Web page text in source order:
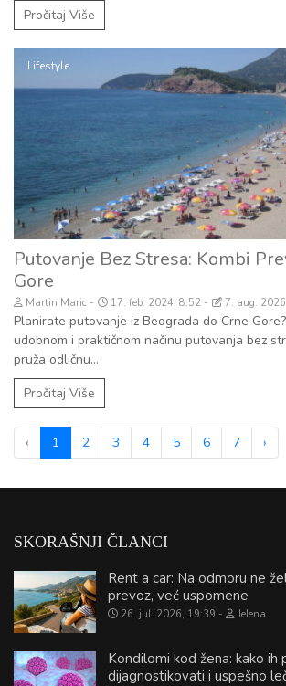
Pročitaj Više
Lifestyle
Putovanje Bez Stresa: Kombi
Gore
Martin Maric 17. feb. 2024, 8:52 7. aug.
Planirate putovanje iz Beograda do Crne
udobnom i praktičnom načinu putovanja bez
pruža odličnu...
Pročitaj Više
‹ 1 2 3 4 5 6 7 ›
SKORAŠNJI ČLANCI
Rent a car: Na odmoru ne
prevoz, već uspomene
26. jul. 2026, 19:39 Jelena
Kondilomi kod žena: kako ih
dijagnostikovati i uspešno